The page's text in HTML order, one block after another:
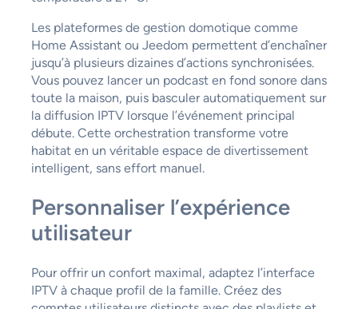
Les plateformes de gestion domotique comme
Home Assistant ou Jeedom permettent d’enchaîner
jusqu’à plusieurs dizaines d’actions synchronisées.
Vous pouvez lancer un podcast en fond sonore dans
toute la maison, puis basculer automatiquement sur
la diffusion IPTV lorsque l’événement principal
débute. Cette orchestration transforme votre
habitat en un véritable espace de divertissement
intelligent, sans effort manuel.
Personnaliser l’expérience
utilisateur
Pour offrir un confort maximal, adaptez l’interface
IPTV à chaque profil de la famille. Créez des